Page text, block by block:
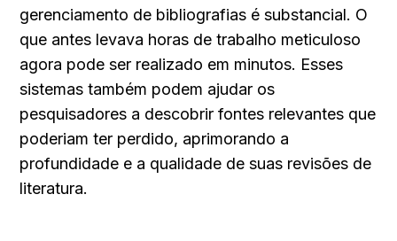
gerenciamento de bibliografias é substancial. O
que antes levava horas de trabalho meticuloso
agora pode ser realizado em minutos. Esses
sistemas também podem ajudar os
pesquisadores a descobrir fontes relevantes que
poderiam ter perdido, aprimorando a
profundidade e a qualidade de suas revisões de
literatura.